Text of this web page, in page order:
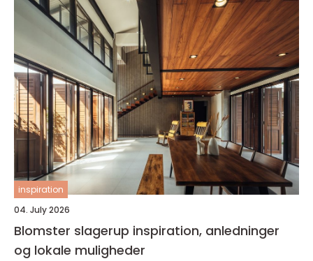
inspiration
04. July 2026
Blomster slagerup inspiration, anledninger
og lokale muligheder